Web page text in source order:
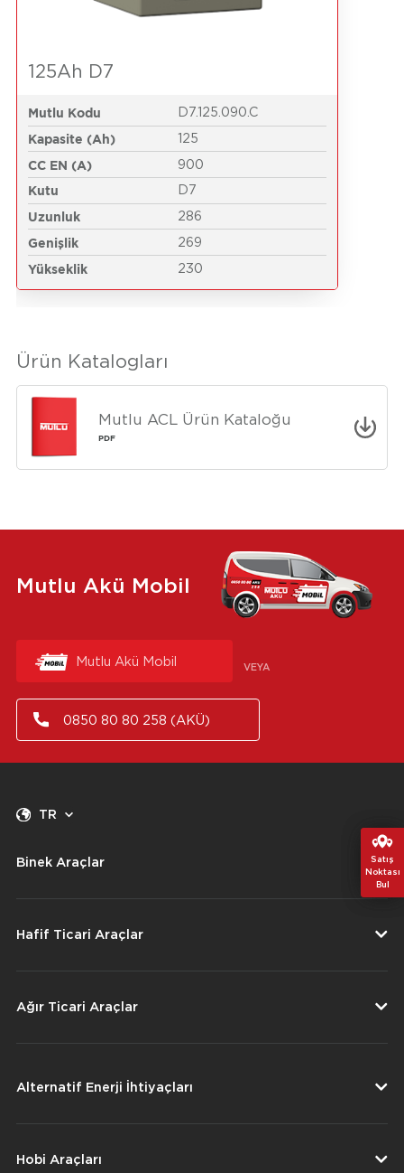
Satış
Noktası
Bul
Satış
Noktası
Bul
125Ah D7
Mutlu Kodu D7.125.090.C
Kapasite (Ah) 125
CC EN (A) 900
Kutu D7
Uzunluk 286
Genişlik 269
Yükseklik 230
Ürün Katalogları
Mutlu ACL Ürün Kataloğu
PDF
Mutlu Akü Mobil
Mutlu Akü Mobil VEYA
0850 80 80 258 (AKÜ)
TR
Binek Araçlar
Hafif Ticari Araçlar
Ağır Ticari Araçlar
Alternatif Enerji İhtiyaçları
Hobi Araçları